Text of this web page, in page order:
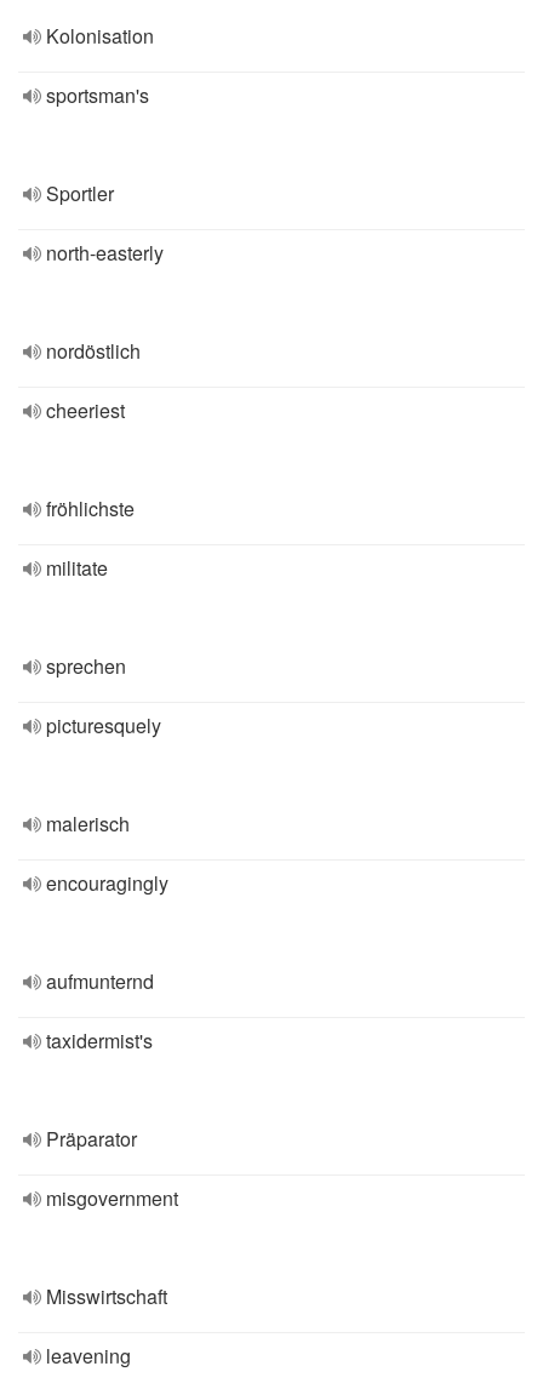
Kolonisation
sportsman's
Sportler
north-easterly
nordöstlich
cheeriest
fröhlichste
militate
sprechen
picturesquely
malerisch
encouragingly
aufmunternd
taxidermist's
Präparator
misgovernment
Misswirtschaft
leavening